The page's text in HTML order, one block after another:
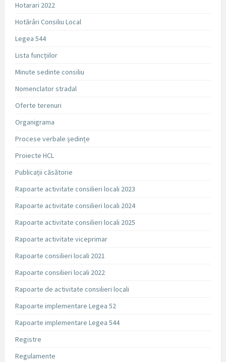
Hotarari 2022
Hotărâri Consiliu Local
Legea 544
Lista funcțiilor
Minute sedinte consiliu
Nomenclator stradal
Oferte terenuri
Organigrama
Procese verbale ședințe
Proiecte HCL
Publicații căsătorie
Rapoarte activitate consilieri locali 2023
Rapoarte activitate consilieri locali 2024
Rapoarte activitate consilieri locali 2025
Rapoarte activitate viceprimar
Rapoarte consilieri locali 2021
Rapoarte consilieri locali 2022
Rapoarte de activitate consilieri locali
Rapoarte implementare Legea 52
Rapoarte implementare Legea 544
Registre
Regulamente